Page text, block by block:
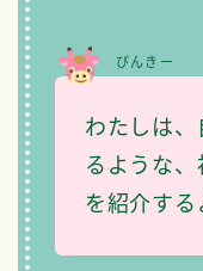
わたしは、
るような
を紹介する
ぴんきー